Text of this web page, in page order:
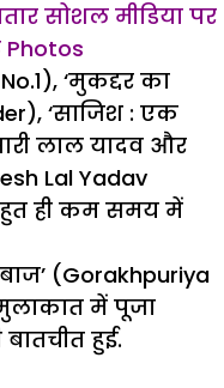
सोशल मीडिया पर
Photos
‘मुकद्दर का
‘साजिश : एक
लाल यादव और
Lal Yadav
ही कम समय में
(Gorakhpuriya
में पूजा
हुई.